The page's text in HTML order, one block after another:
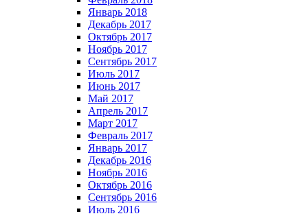
Январь 2018
Декабрь 2017
Октябрь 2017
Ноябрь 2017
Сентябрь 2017
Июль 2017
Июнь 2017
Май 2017
Апрель 2017
Март 2017
Февраль 2017
Январь 2017
Декабрь 2016
Ноябрь 2016
Октябрь 2016
Сентябрь 2016
Июль 2016